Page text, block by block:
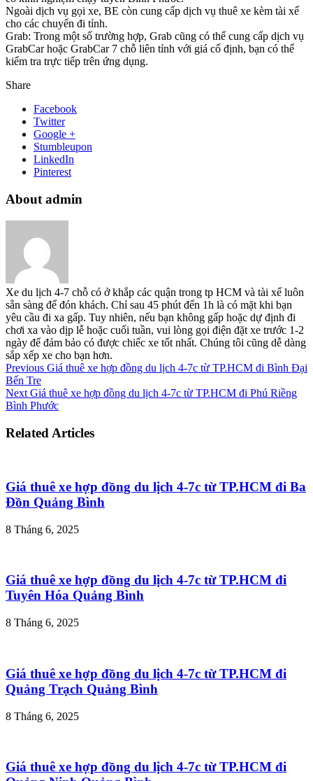
Ngoài dịch vụ gọi xe, BE còn cung cấp dịch vụ thuê xe kèm tài xế
cho các chuyến đi tỉnh.
Grab: Trong một số trường hợp, Grab cũng có thể cung cấp dịch vụ
GrabCar hoặc GrabCar 7 chỗ liên tỉnh với giá cố định, bạn có thể
kiểm tra trực tiếp trên ứng dụng.
Share
Facebook
Twitter
Google +
Stumbleupon
LinkedIn
Pinterest
About admin
Xe du lịch 4-7 chỗ có ở khắp các quận trong tp HCM và tài xế luôn
sẵn sàng để đón khách. Chỉ sau 45 phút đến 1h là có mặt khi bạn
yêu cầu đi xa gấp. Tuy nhiên, nếu bạn không gấp hoặc dự định đi
chơi xa vào dịp lễ hoặc cuối tuần, vui lòng gọi điện đặt xe trước 1-2
ngày để đảm bảo có được chiếc xe tốt nhất. Chúng tôi cũng dễ dàng
sắp xếp xe cho bạn hơn.
Previous Giá thuê xe hợp đồng du lịch 4-7c từ TP.HCM đi Bình Đại
Bến Tre
Next Giá thuê xe hợp đồng du lịch 4-7c từ TP.HCM đi Phú Riềng
Bình Phước
Related Articles
Giá thuê xe hợp đồng du lịch 4-7c từ TP.HCM đi Ba
Đồn Quảng Bình
8 Tháng 6, 2025
Giá thuê xe hợp đồng du lịch 4-7c từ TP.HCM đi
Tuyên Hóa Quảng Bình
8 Tháng 6, 2025
Giá thuê xe hợp đồng du lịch 4-7c từ TP.HCM đi
Quảng Trạch Quảng Bình
8 Tháng 6, 2025
Giá thuê xe hợp đồng du lịch 4-7c từ TP.HCM đi